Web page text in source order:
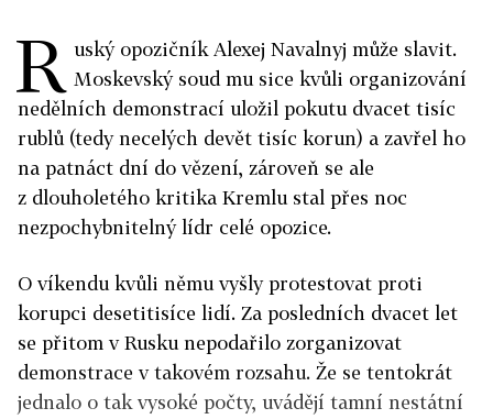
R uský opozičník Alexej Navalnyj může slavit.
Moskevský soud mu sice kvůli organizování
nedělních demonstrací uložil pokutu dvacet tisíc
rublů (tedy necelých devět tisíc korun) a zavřel ho
na patnáct dní do vězení, zároveň se ale
z dlouholetého kritika Kremlu stal přes noc
nezpochybnitelný lídr celé opozice.
O víkendu kvůli němu vyšly protestovat proti
korupci desetitisíce lidí. Za posledních dvacet let
se přitom v Rusku nepodařilo zorganizovat
demonstrace v takovém rozsahu. Že se tentokrát
jednalo o tak vysoké počty, uvádějí tamní nestátní